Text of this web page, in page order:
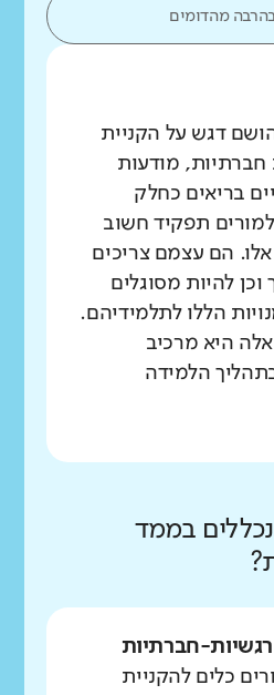
מהדומים
דגש על הקניית
חברתיות, מודעות
בריאים כחלק
תפקיד חשוב
אלו. הם עצמם צריכים
וכן להיות מסוגלים
הללו לתלמידיהם.
אלה היא מרכיב
הלמידה
בממד
רגשיות-חברתיות
כלים להקניית